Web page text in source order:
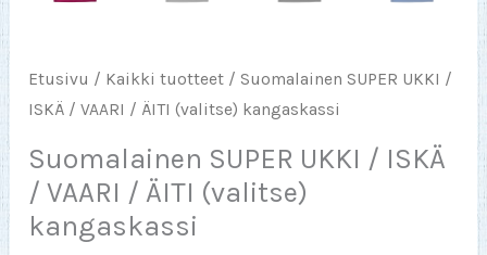
Etusivu / Kaikki tuotteet / Suomalainen SUPER UKKI /
ISKÄ / VAARI / ÄITI (valitse) kangaskassi
Suomalainen SUPER UKKI / ISKÄ
/ VAARI / ÄITI (valitse)
kangaskassi